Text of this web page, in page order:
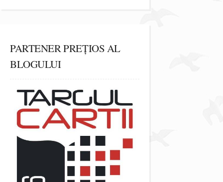
PARTENER PREȚIOS AL
BLOGULUI